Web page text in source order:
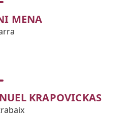
MENA
KRAPOVICKAS